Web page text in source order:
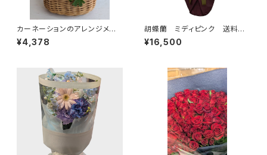
カーネーションのアレンジメン
ト 手付きかご ピンク系 ３９
８０円（税別）
¥4,378
胡蝶蘭 ミディピンク 送料別・
ラッピング別・札別
¥16,500